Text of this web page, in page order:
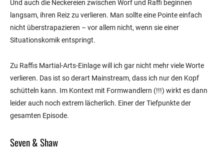
Und auch die Neckereien zwischen Worf und Raffi beginnen
langsam, ihren Reiz zu verlieren. Man sollte eine Pointe einfach
nicht überstrapazieren – vor allem nicht, wenn sie einer
Situationskomik entspringt.
Zu Raffis Martial-Arts-Einlage will ich gar nicht mehr viele Worte
verlieren. Das ist so derart Mainstream, dass ich nur den Kopf
schütteln kann. Im Kontext mit Formwandlern (!!!) wirkt es dann
leider auch noch extrem lächerlich. Einer der Tiefpunkte der
gesamten Episode.
Seven & Shaw